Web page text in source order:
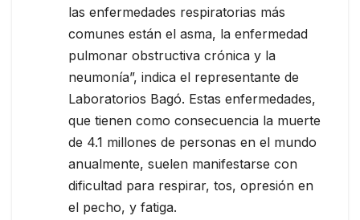
las enfermedades respiratorias más
comunes están el asma, la enfermedad
pulmonar obstructiva crónica y la
neumonía”, indica el representante de
Laboratorios Bagó. Estas enfermedades,
que tienen como consecuencia la muerte
de 4.1 millones de personas en el mundo
anualmente, suelen manifestarse con
dificultad para respirar, tos, opresión en
el pecho, y fatiga.